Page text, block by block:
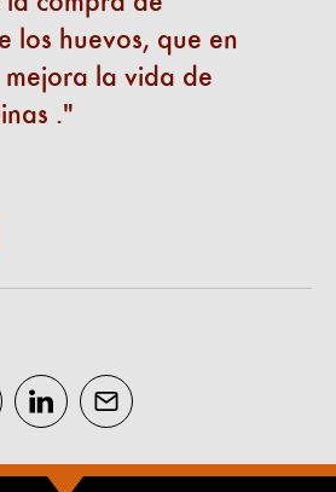
los huevos, que en
mejora la vida de
.